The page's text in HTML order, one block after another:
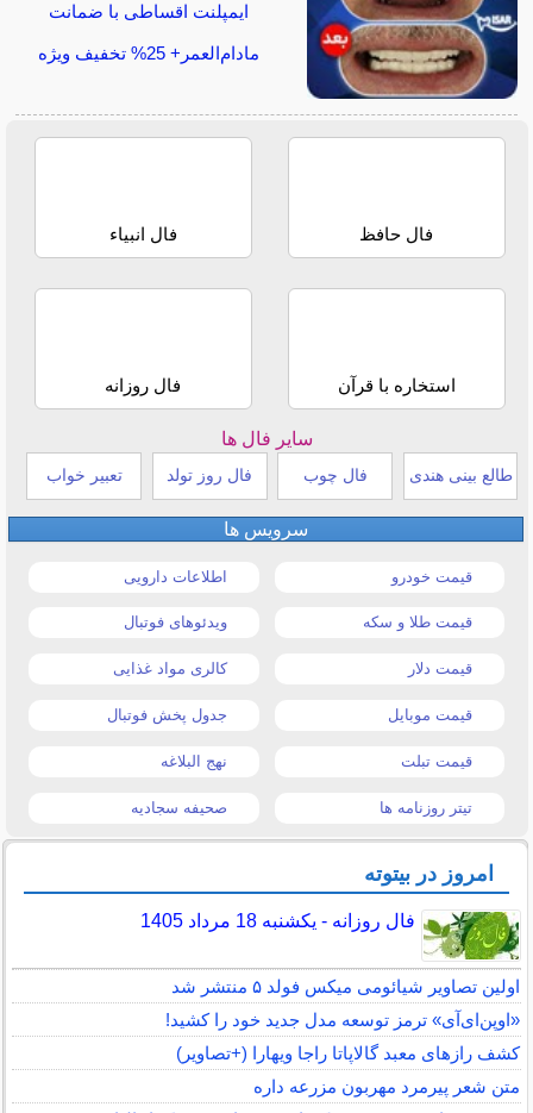
ایمپلنت اقساطی با ضمانت
مادام‌العمر+ 25% تخفیف ویژه
فال حافظ فال انبیاء
استخاره با قرآن فال روزانه
سایر فال ها
طالع بینی هندی فال چوب فال روز تولد تعبیر خواب
سرویس ها
قیمت خودرو اطلاعات دارویی
قیمت طلا و سکه ویدئوهای فوتبال
قیمت دلار کالری مواد غذایی
قیمت موبایل جدول پخش فوتبال
قیمت تبلت نهج البلاغه
تیتر روزنامه ها صحیفه سجادیه
امروز در بیتوته
فال روزانه - یکشنبه 18 مرداد 1405
اولین تصاویر شیائومی میکس فولد ۵ منتشر شد
«اوپن‌ای‌آی» ترمز توسعه مدل جدید خود را کشید!
کشف رازهای معبد گالاپاتا راجا ویهارا (+تصاویر)
متن شعر پیرمرد مهربون مزرعه داره